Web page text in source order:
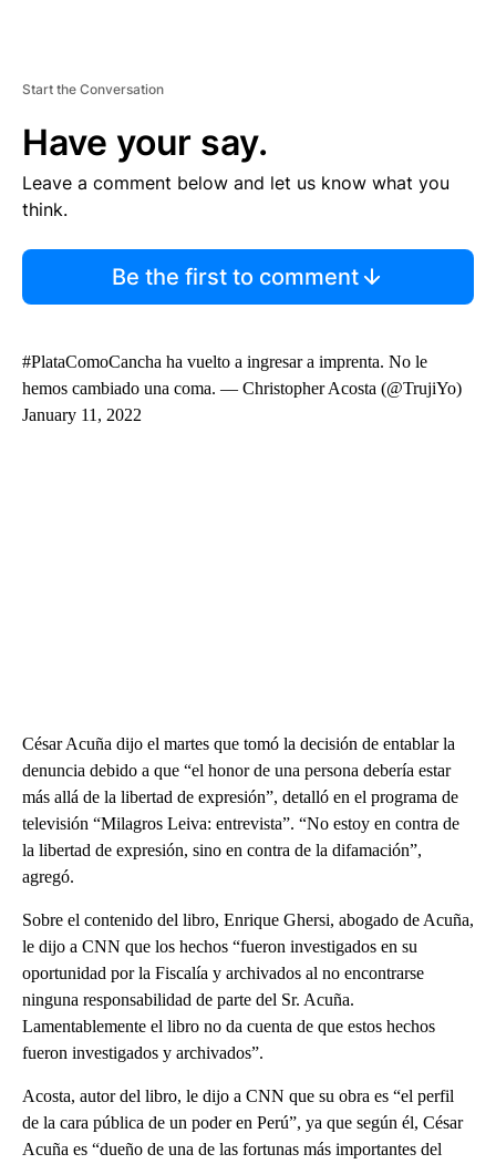
Start the Conversation
Have your say.
Leave a comment below and let us know what you
think.
Be the first to comment
#PlataComoCancha ha vuelto a ingresar a imprenta. No le
hemos cambiado una coma. — Christopher Acosta (@TrujiYo)
January 11, 2022
César Acuña dijo el martes que tomó la decisión de entablar la
denuncia debido a que “el honor de una persona debería estar
más allá de la libertad de expresión”, detalló en el programa de
televisión “Milagros Leiva: entrevista”. “No estoy en contra de
la libertad de expresión, sino en contra de la difamación”,
agregó.
Sobre el contenido del libro, Enrique Ghersi, abogado de Acuña,
le dijo a CNN que los hechos “fueron investigados en su
oportunidad por la Fiscalía y archivados al no encontrarse
ninguna responsabilidad de parte del Sr. Acuña.
Lamentablemente el libro no da cuenta de que estos hechos
fueron investigados y archivados”.
Acosta, autor del libro, le dijo a CNN que su obra es “el perfil
de la cara pública de un poder en Perú”, ya que según él, César
Acuña es “dueño de una de las fortunas más importantes del